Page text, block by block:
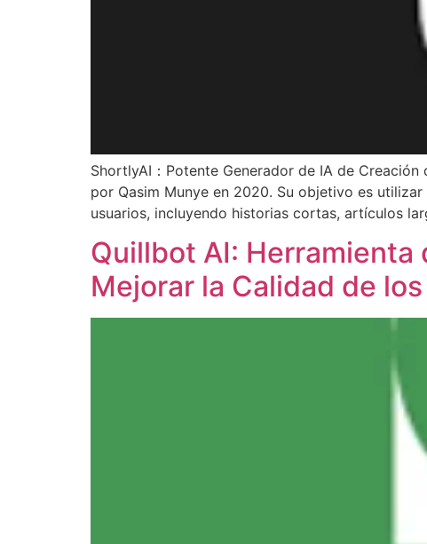
ShortlyAI：Potente Generador de IA de
por Qasim Munye en 2020. Su objetivo es
usuarios, incluyendo historias cortas, artículos
Quillbot AI: Herramienta
Mejorar la Calidad de